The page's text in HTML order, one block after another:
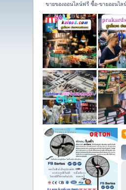
ขายของออนไลน์ฟรี ซื้อ-ขายออนไ